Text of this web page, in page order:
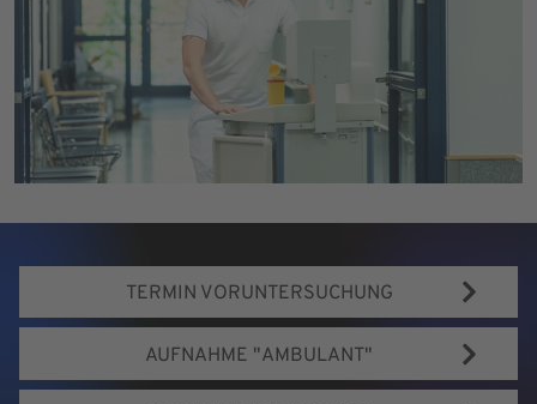
TERMIN VORUNTERSUCHUNG
AUFNAHME "AMBULANT"